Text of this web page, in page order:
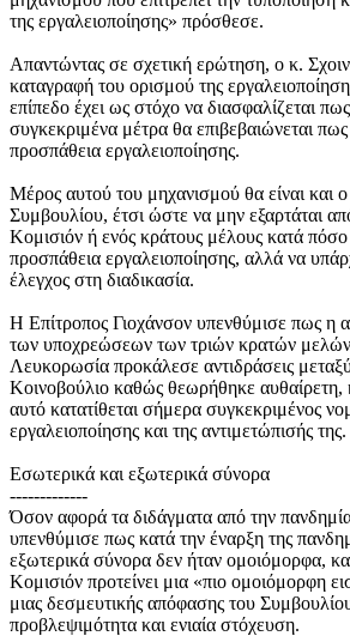
της εργαλειοποίησης» πρόσθεσε.
Απαντώντας σε σχετική ερώτηση, ο κ.
καταγραφή του ορισμού της
επίπεδο έχει ως στόχο να διασφαλίζεται
συγκεκριμένα μέτρα θα επιβεβαιώνεται πως
προσπάθεια εργαλειοποίησης.
Μέρος αυτού του μηχανισμού θα είναι και
Συμβουλίου, έτσι ώστε να μην εξαρτάται
Κομισιόν ή ενός κράτους μέλους κατά πόσο
προσπάθεια εργαλειοποίησης, αλλά να
έλεγχος στη διαδικασία.
Η Επίτροπος Γιοχάνσον υπενθύμισε πως η
των υποχρεώσεων των τριών κρατών
Λευκορωσία προκάλεσε αντιδράσεις
Κοινοβούλιο καθώς θεωρήθηκε αυθαίρετη,
αυτό κατατίθεται σήμερα συγκεκριμένος
εργαλειοποίησης και της αντιμετώπισής της.
Εσωτερικά και εξωτερικά σύνορα
-------------
Όσον αφορά τα διδάγματα από την
υπενθύμισε πως κατά την έναρξη της
εξωτερικά σύνορα δεν ήταν ομοιόμορφα,
Κομισιόν προτείνει μια «πιο ομοιόμορφη
μιας δεσμευτικής απόφασης του
προβλεψιμότητα και ενιαία στόχευση.